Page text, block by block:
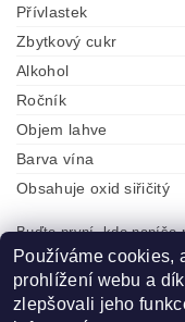
Přívlastek
Zbytkový cukr
Alkohol
Ročník
Objem lahve
Barva vína
Obsahuje oxid siřičitý
Buďte první, kdo napíše
Přidat komentář
Používáme cookies,
prohlížení webu a
zlepšovali jeho